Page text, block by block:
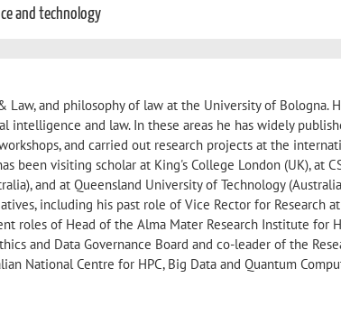
and technology
and philosophy of law at the University of Bologna.
and law. In these areas he has widely
and carried out research projects at the
been visiting scholar at King's College London (UK), at
and at Queensland University of Technology
including his past role of Vice Rector for Research
roles of Head of the Alma Mater Research Institute for
and Data Governance Board and co-leader of the
National Centre for HPC, Big Data and Quantum